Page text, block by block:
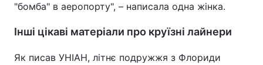
"бомба" в аеропорту", – написала одна жінка.
Інші цікаві матеріали про круїзні лайнери
Як писав УНІАН, літнє подружжя з Флориди